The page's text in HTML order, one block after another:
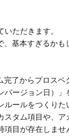
ただきます。
、基本すぎるかも
完了からプロスペ
バージョン日）」
ルールをつくりた
スタム項目や、ア
項目が存在しませ